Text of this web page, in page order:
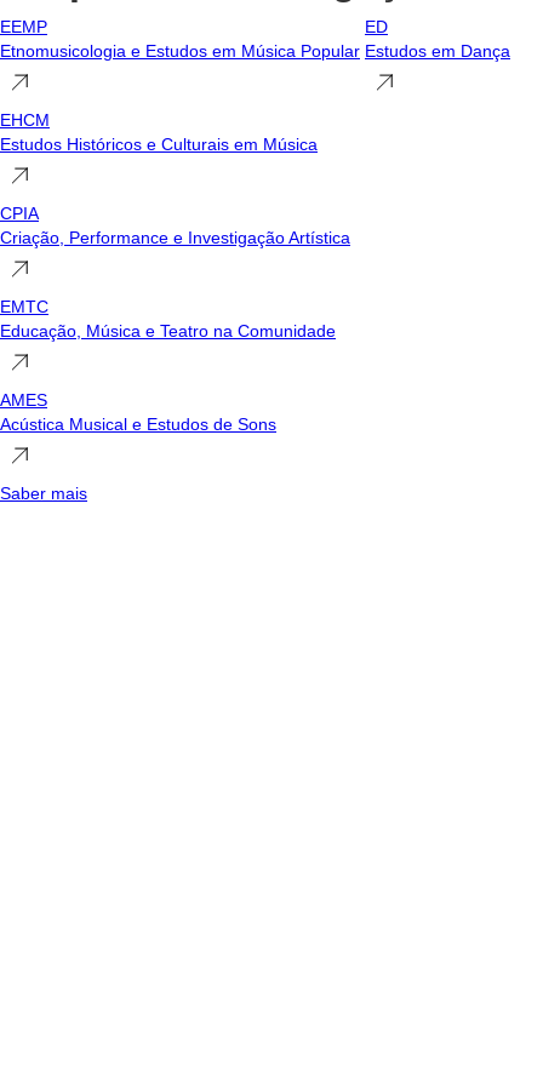
EEMP
Etnomusicologia e Estudos em Música Popular
ED
Estudos em Dança
EHCM
Estudos Históricos e Culturais em Música
CPIA
Criação, Performance e Investigação Artística
EMTC
Educação, Música e Teatro na Comunidade
AMES
Acústica Musical e Estudos de Sons
Saber mais